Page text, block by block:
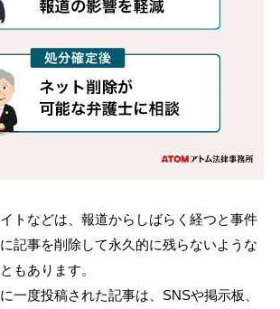
トなどは、報道からしばらく経つと事件
記事を削除して永久的に残らないような
もあります。
一度投稿された記事は、SNSや掲示板、